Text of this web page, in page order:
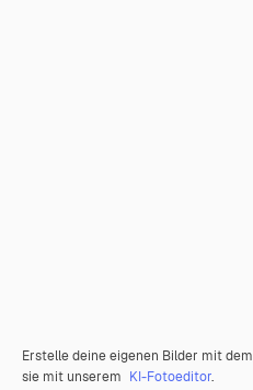
Erstelle deine eigenen Bilder mit dem
sie mit unserem KI-Fotoeditor.